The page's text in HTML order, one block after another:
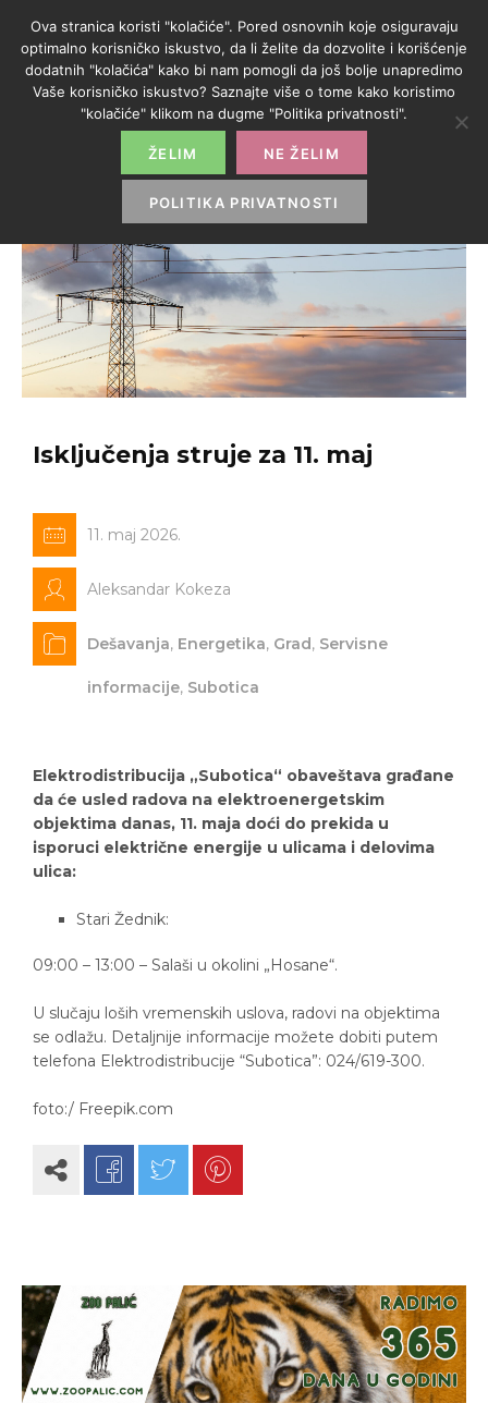
Isključenja struje za 11. maj
11. maj 2026.
Aleksandar Kokeza
Dešavanja, Energetika, Grad, Servisne
informacije, Subotica
Elektrodistribucija „Subotica“ obaveštava građane
da će usled radova na elektroenergetskim
objektima danas, 11. maja doći do prekida u
isporuci električne energije u ulicama i delovima
ulica:
Stari Žednik:
09:00 – 13:00 – Salaši u okolini „Hosane“.
U slučaju loših vremenskih uslova, radovi na objektima
se odlažu. Detaljnije informacije možete dobiti putem
telefona Elektrodistribucije “Subotica”: 024/619-300.
foto:/ Freepik.com
Ova stranica koristi "kolačiće". Pored osnovnih koje osiguravaju
optimalno korisničko iskustvo, da li želite da dozvolite i korišćenje
dodatnih "kolačića" kako bi nam pomogli da još bolje unapredimo
Vaše korisničko iskustvo? Saznajte više o tome kako koristimo
"kolačiće" klikom na dugme "Politika privatnosti".
ŽELIM NE ŽELIM
POLITIKA PRIVATNOSTI